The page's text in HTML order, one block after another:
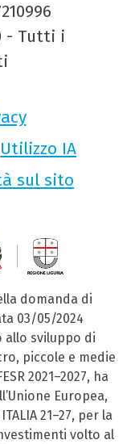
- Tutti i
Utilizzo IA
sul sito
domanda di
03/05/2024
allo sviluppo di
piccole e medie
2021–2027, ha
Europea,
21–27, per la
volto al